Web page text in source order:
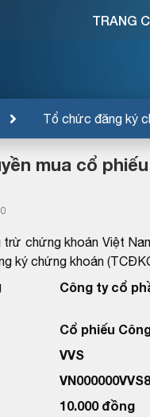
Tổ chức đăng ký
TRANG
mua cổ phiếu
chứng khoán Việt
ký chứng khoán
Công ty cổ
Cổ phiếu
VVS
VN000000VVS8
10.000 đồng